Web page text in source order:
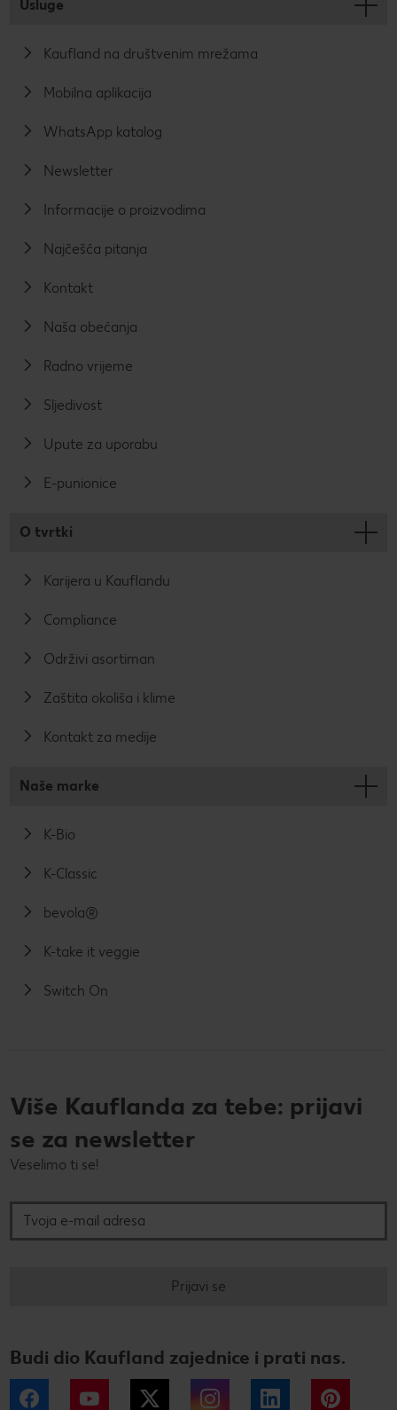
Usluge
Kaufland na društvenim mrežama
Mobilna aplikacija
WhatsApp katalog
Newsletter
Informacije o proizvodima
Najčešća pitanja
Kontakt
Naša obećanja
Radno vrijeme
Sljedivost
Upute za uporabu
E-punionice
O tvrtki
Karijera u Kauflandu
Compliance
Održivi asortiman
Zaštita okoliša i klime
Kontakt za medije
Naše marke
K-Bio
K-Classic
bevola®
K-take it veggie
Switch On
Više Kauflanda za tebe: prijavi
se za newsletter
Veselimo ti se!
Prijavi se
Budi dio Kaufland zajednice i prati nas.
Facebook YouTube Twitter Instagram LinkedIn